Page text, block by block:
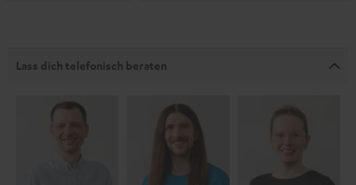
Lass dich telefonisch beraten